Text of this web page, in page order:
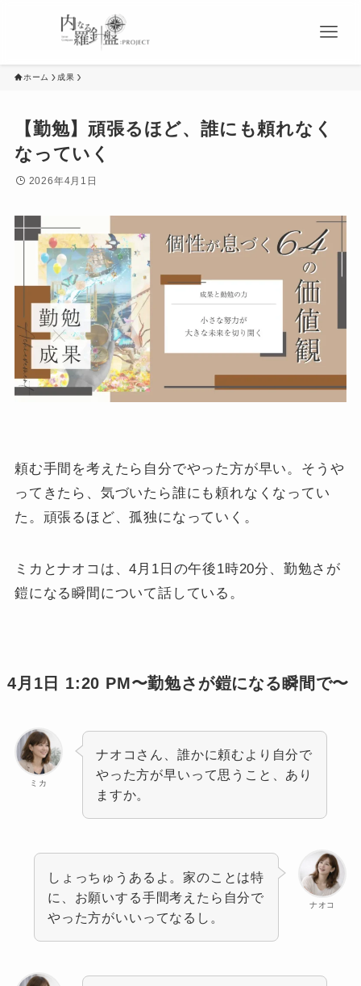
ホーム 成果
【勤勉】頑張るほど、誰にも頼れなく
なっていく
2026年4月1日
頼む手間を考えたら自分でやった方が早い。そうや
ってきたら、気づいたら誰にも頼れなくなってい
た。頑張るほど、孤独になっていく。
ミカとナオコは、4月1日の午後1時20分、勤勉さが
鎧になる瞬間について話している。
4月1日 1:20 PM〜勤勉さが鎧になる瞬間で〜
ミカ
ナオコさん、誰かに頼むより自分で
やった方が早いって思うこと、あり
ますか。
ナオコ
しょっちゅうあるよ。家のことは特
に、お願いする手間考えたら自分で
やった方がいいってなるし。